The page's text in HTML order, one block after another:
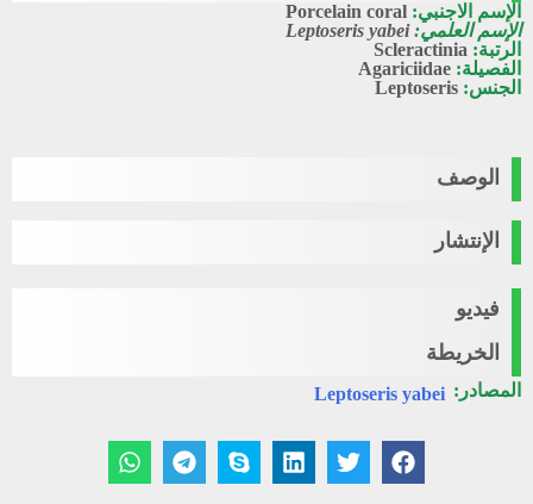
الإسم الاجنبي: Porcelain coral
الإسم العلمي:Leptoseris yabei
الرتبة: Scleractinia
الفصيلة: Agariciidae
الجنس: Leptoseris
الوصف
الإنتشار
فيديو
الخريطة
المصادر: Leptoseris yabei